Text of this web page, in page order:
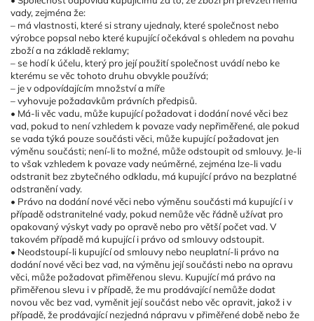
vady, zejména že:
– má vlastnosti, které si strany ujednaly, které společnost nebo
výrobce popsal nebo které kupující očekával s ohledem na povahu
zboží a na základě reklamy;
– se hodí k účelu, který pro její použití společnost uvádí nebo ke
kterému se věc tohoto druhu obvykle používá;
– je v odpovídajícím množství a míře
– vyhovuje požadavkům právních předpisů.
• Má-li věc vadu, může kupující požadovat i dodání nové věci bez
vad, pokud to není vzhledem k povaze vady nepřiměřené, ale pokud
se vada týká pouze součásti věci, může kupující požadovat jen
výměnu součásti; není-li to možné, může odstoupit od smlouvy. Je-li
to však vzhledem k povaze vady neúměrné, zejména lze-li vadu
odstranit bez zbytečného odkladu, má kupující právo na bezplatné
odstranění vady.
• Právo na dodání nové věci nebo výměnu součásti má kupující i v
případě odstranitelné vady, pokud nemůže věc řádně užívat pro
opakovaný výskyt vady po opravě nebo pro větší počet vad. V
takovém případě má kupující i právo od smlouvy odstoupit.
• Neodstoupí-li kupující od smlouvy nebo neuplatní-li právo na
dodání nové věci bez vad, na výměnu její součásti nebo na opravu
věci, může požadovat přiměřenou slevu. Kupující má právo na
přiměřenou slevu i v případě, že mu prodávající nemůže dodat
novou věc bez vad, vyměnit její součást nebo věc opravit, jakož i v
případě, že prodávající nezjedná nápravu v přiměřené době nebo že